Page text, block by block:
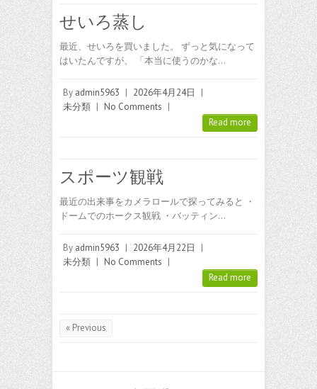
せいろ蒸し
最近、せいろを買いました。 ずっと気になって
はいたんですが、 「本当に使うのかな…
By admin5963 | 2026年4月24日
|
未分類 | No Comments |
Read more
スポーツ観戦
最近の出来事をカメラロールで探ってみると ・
ドームでのホークス観戦 ・バッティン…
By admin5963 | 2026年4月22日
|
未分類 | No Comments |
Read more
« Previous